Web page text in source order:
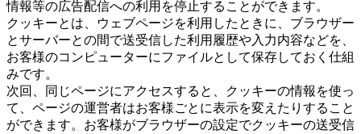
情報等の広告配信への利用を停止することができます。
クッキーとは、ウェブページを利用したときに、ブラウザー
とサーバーとの間で送受信した利用履歴や入力内容などを、
お客様のコンピューターにファイルとして保存しておく仕組
みです。
次回、同じページにアクセスすると、クッキーの情報を使っ
て、ページの運営者はお客様ごとに表示を変えたりすること
ができます。お客様がブラウザーの設定でクッキーの送受信